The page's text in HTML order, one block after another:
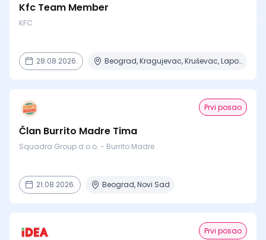
Kfc Team Member
KFC
28.08.2026. Beograd, Kragujevac, Kruševac, Lapovo, Niš + 4 mesta
Prvi posao
Član Burrito Madre Tima
Squadra Group d.o.o. - Burrito Madre
21.08.2026. Beograd, Novi Sad
Prvi posao